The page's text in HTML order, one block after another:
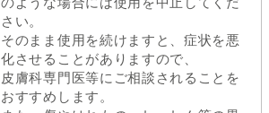
さい。
そのまま使用を続けますと、症状を悪
化させることがありますので、
皮膚科専門医等にご相談されることを
おすすめします。